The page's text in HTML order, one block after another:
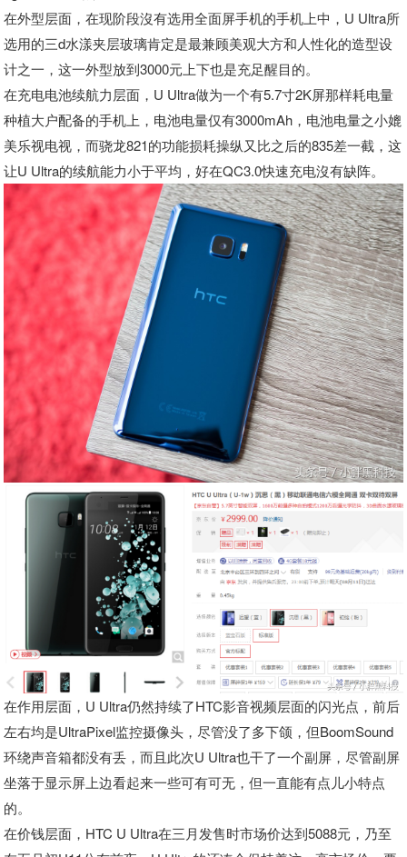
在外型层面，在现阶段沒有选用全面屏手机的手机上中，U Ultra所
选用的三d水漾夹层玻璃肯定是最兼顾美观大方和人性化的造型设
计之一，这一外型放到3000元上下也是充足醒目的。
在充电电池续航力层面，U Ultra做为一个有5.7寸2K屏那样耗电量
种植大户配备的手机上，电池电量仅有3000mAh，电池电量之小媲
美乐视电视，而骁龙821的功能损耗操纵又比之后的835差一截，这
让U Ultra的续航能力小于平均，好在QC3.0快速充电沒有缺阵。
在作用层面，U Ultra仍然持续了HTC影音视频层面的闪光点，前后
左右均是UltraPixel监控摄像头，尽管没了多下颌，但BoomSound
环绕声音箱都没有丢，而且此次U Ultra也干了一个副屏，尽管副屏
坐落于显示屏上边看起来一些可有可无，但一直能有点儿小特点
的。
在价钱层面，HTC U Ultra在三月发售时市场价达到5088元，乃至